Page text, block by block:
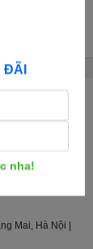
& ĐT TP.Hà
Giao Lưu,
đi
Mai, Hà Nội |
ĐÃI
nha!